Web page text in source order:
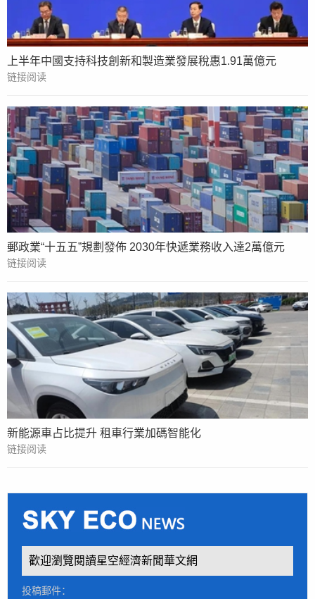
上半年中國支持科技創新和製造業發展稅惠1.91萬億元
链接阅读
郵政業“十五五”規劃發佈 2030年快遞業務收入達2萬億元
链接阅读
新能源車占比提升 租車行業加碼智能化
链接阅读
歡迎瀏覽閱讀星空經濟新聞華文網
投稿郵件：